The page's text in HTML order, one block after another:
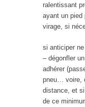
ralentissant
ayant un pied
virage, si
si anticiper
– dégonfler
adhérer
pneu… voire,
distance, et
de ce